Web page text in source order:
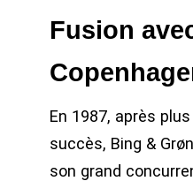
Fusion
En 1987, après
succès, Bing &
son grand